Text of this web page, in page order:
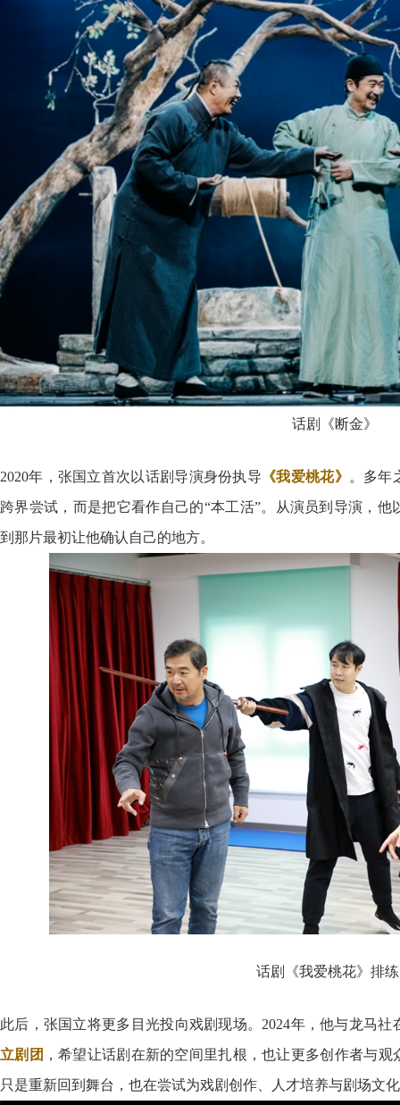
话剧《断金》
2020年，张国立首次以话剧导演身份执导 《我爱桃花》 。多年
跨界尝试，而是把它看作自己的“本工活”。从演员到导演，
到那片最初让他确认自己的地方。
话剧《我爱桃花》排
此后，张国立将更多目光投向戏剧现场。2024年，他与龙马
立剧团 ，希望让话剧在新的空间里扎根，也让更多创作者与
只是重新回到舞台，也在尝试为戏剧创作、人才培养与剧场文